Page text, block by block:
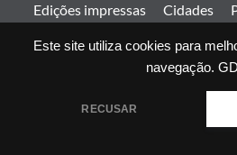
Este site utiliza cookies para
navegação.
RECUSAR
Edições impressas
Cidades
Comercial
Edições impressas
© 2026 Jornal Estado de Goiás.
by